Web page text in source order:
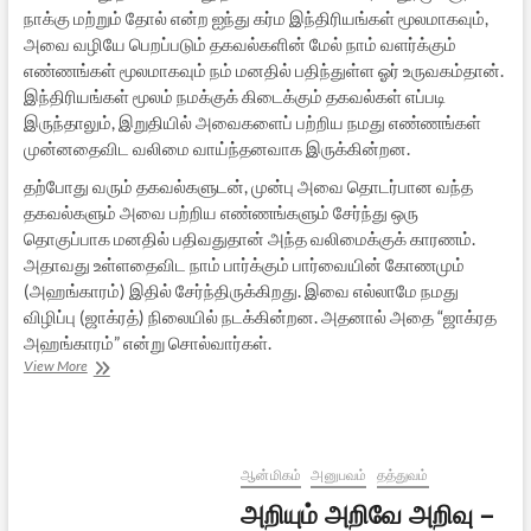
நாக்கு மற்றும் தோல் என்ற ஐந்து கர்ம இந்திரியங்கள் மூலமாகவும்,
அவை வழியே பெறப்படும் தகவல்களின் மேல் நாம் வளர்க்கும்
எண்ணங்கள் மூலமாகவும் நம் மனதில் பதிந்துள்ள ஓர் உருவகம்தான்.
இந்திரியங்கள் மூலம் நமக்குக் கிடைக்கும் தகவல்கள் எப்படி
இருந்தாலும், இறுதியில் அவைகளைப் பற்றிய நமது எண்ணங்கள்
முன்னதைவிட வலிமை வாய்ந்தனவாக இருக்கின்றன.
தற்போது வரும் தகவல்களுடன், முன்பு அவை தொடர்பான வந்த
தகவல்களும் அவை பற்றிய எண்ணங்களும் சேர்ந்து ஒரு
தொகுப்பாக மனதில் பதிவதுதான் அந்த வலிமைக்குக் காரணம்.
அதாவது உள்ளதைவிட நாம் பார்க்கும் பார்வையின் கோணமும்
(அஹங்காரம்) இதில் சேர்ந்திருக்கிறது. இவை எல்லாமே நமது
விழிப்பு (ஜாக்ரத்) நிலையில் நடக்கின்றன. அதனால் அதை “ஜாக்ரத
அஹங்காரம்” என்று சொல்வார்கள்.
View Moreஆதி
ஆன்மிகம்
அனுபவம் தத்துவம்
அறியும் அறிவே அறிவு –